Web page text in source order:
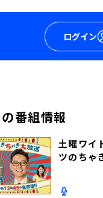
ログイン
番組情報
土曜ワイ
ツのちゃ